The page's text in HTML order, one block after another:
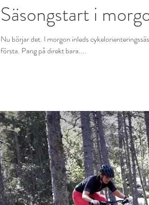
Säsongstart i
Nu börjar det. I morgon inleds
första. Pang på direkt bara....